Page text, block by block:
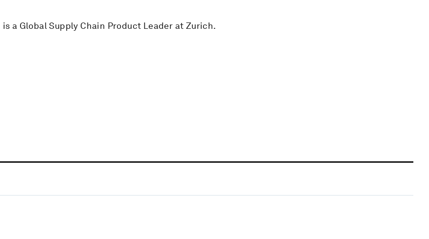
is a Global Supply Chain Product Leader at Zurich.